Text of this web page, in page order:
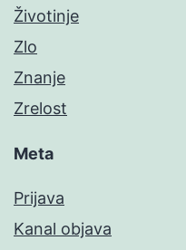
Životinje
Zlo
Znanje
Zrelost
Meta
Prijava
Kanal objava